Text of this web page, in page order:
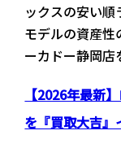
ックスの安い
モデルの資産性
ーカドー静岡店
【2026年最新
を『買取大吉